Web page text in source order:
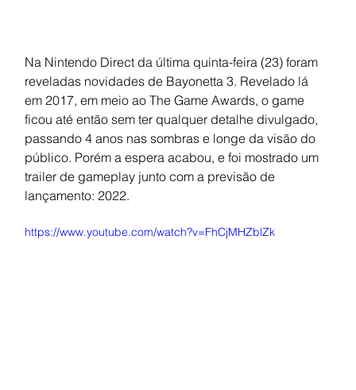
Na Nintendo Direct da última quinta-feira (23) foram
reveladas novidades de Bayonetta 3. Revelado lá
em 2017, em meio ao The Game Awards, o game
ficou até então sem ter qualquer detalhe divulgado,
passando 4 anos nas sombras e longe da visão do
público. Porém a espera acabou, e foi mostrado um
trailer de gameplay junto com a previsão de
lançamento: 2022.
https://www.youtube.com/watch?v=FhCjMHZblZk